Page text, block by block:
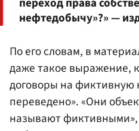
нефтедобычу»?» —
По его словам, в
даже такое выражение,
договоры на
переведено». «Они
называют